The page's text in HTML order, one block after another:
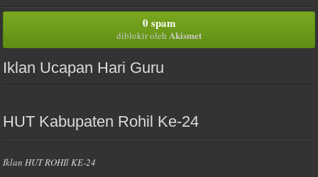
0 spam
diblokir oleh Akismet
Iklan Ucapan Hari Guru
HUT Kabupaten Rohil Ke-24
Iklan HUT ROHIl KE-24